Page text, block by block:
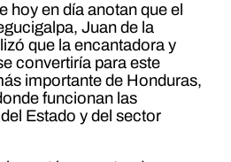
hoy en día anotan que el
Juan de la
que la encantadora y
convertiría para este
importante de Honduras,
funcionan las
Estado y del sector